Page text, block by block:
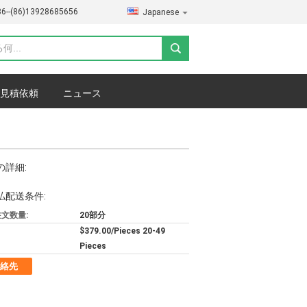
(86)13928685656 Japanese
見積依頼 ニュース
詳細:
配送条件:
数量: 20部分
$379.00/Pieces 20-49
Pieces
先